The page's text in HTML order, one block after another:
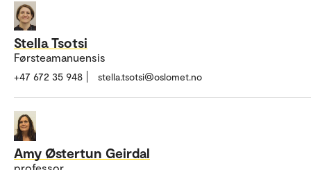
Stella Tsotsi
Førsteamanuensis
+47 672 35 948 stella.tsotsi@oslomet.no
Amy Østertun Geirdal